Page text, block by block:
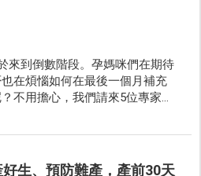
來到倒數階段。孕媽咪們在期待
在煩惱如何在最後一個月補充
不用擔心，我們請來5位專家提
生、預防難產，產前30天